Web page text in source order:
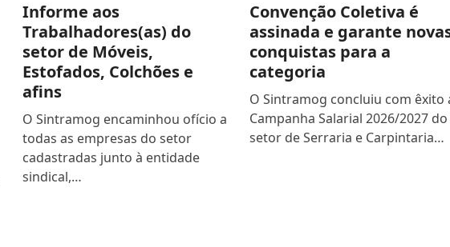
Informe aos
Trabalhadores(as) do
setor de Móveis,
Estofados, Colchões e
afins
O Sintramog encaminhou ofício a
todas as empresas do setor
cadastradas junto à entidade
sindical,…
Convenção Coletiva é
assinada e garante
conquistas para a
categoria
O Sintramog concluiu com êxito
Campanha Salarial 2026/2027 do
setor de Serraria e Carpintaria…